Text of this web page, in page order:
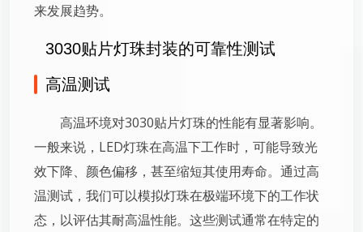
来发展趋势。
3030贴片灯珠封装的可靠性测试
高温测试
高温环境对3030贴片灯珠的性能有显著影响。
一般来说，LED灯珠在高温下工作时，可能导致光
效下降、颜色偏移，甚至缩短其使用寿命。通过高
温测试，我们可以模拟灯珠在极端环境下的工作状
态，以评估其耐高温性能。这些测试通常在特定的